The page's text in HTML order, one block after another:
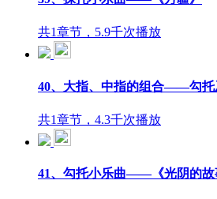
共1章节，5.9千次播放
40、大指、中指的组合——勾托
共1章节，4.3千次播放
41、勾托小乐曲——《光阴的故